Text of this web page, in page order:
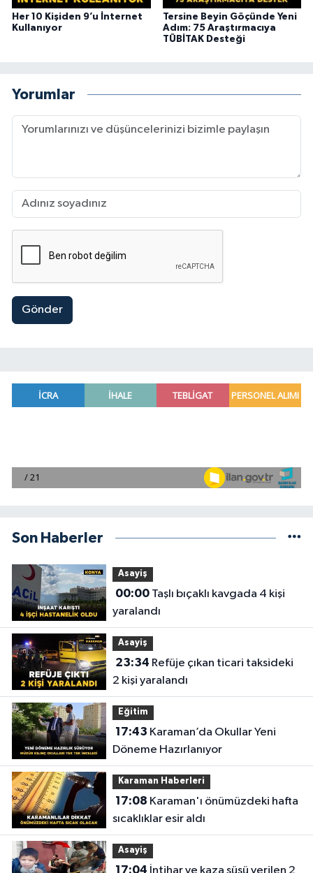
Her 10 Kişiden 9’u İnternet
Kullanıyor
Tersine Beyin Göçünde Yeni
Adım: 75 Araştırmacıya
TÜBİTAK Desteği
Yorumlar
Gönder
Son Haberler
Asayiş
00:00Taşlı bıçaklı kavgada 4 kişi
yaralandı
Asayiş
23:34
2 kişi yaralandı
Eğitim
17:43
Döneme Hazırlanıyor
Karaman Haberleri
17:08
sıcaklıklar esir aldı
Asayiş
17:04